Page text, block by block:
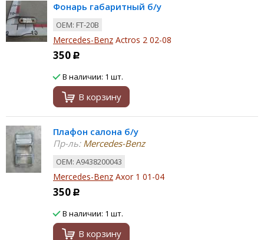
Фонарь габаритный б/у
ОЕМ: FT-20B
Mercedes-Benz Actros 2 02-08
350 Р
В наличии: 1 шт.
В корзину
Плафон салона б/у
Пр-ль:Mercedes-Benz
ОЕМ: A9438200043
Mercedes-Benz Axor 1 01-04
350 Р
В наличии: 1 шт.
В корзину